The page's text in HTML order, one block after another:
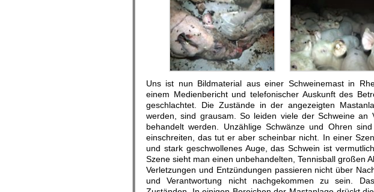
Uns ist nun Bildmaterial aus einer Schweinemast in
einem Medienbericht und telefonischer Auskunft des
geschlachtet. Die Zustände in der angezeigten
werden, sind grausam. So leiden viele der Schweine an
behandelt werden. Unzählige Schwänze und Ohren
einschreiten, das tut er aber scheinbar nicht. In einer
und stark geschwollenes Auge, das Schwein ist
Szene sieht man einen unbehandelten, Tennisball großen
Verletzungen und Entzündungen passieren nicht über
und Verantwortung nicht nachgekommen zu sein.